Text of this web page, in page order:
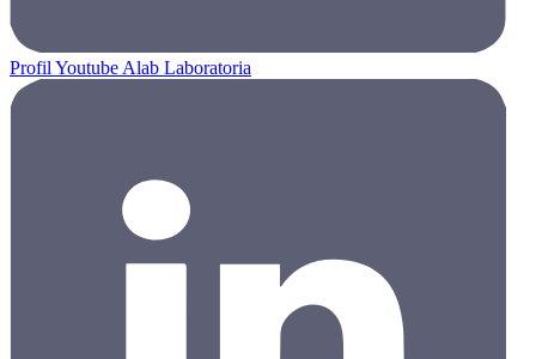
Profil Youtube Alab Laboratoria